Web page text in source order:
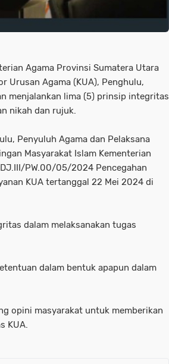
Agama Provinsi Sumatera Utara
Urusan Agama (KUA), Penghulu,
menjalankan lima (5) prinsip integritas
nikah dan rujuk.
Penyuluh Agama dan Pelaksana
Masyarakat Islam Kementerian
PW.00/05/2024 Pencegahan
KUA tertanggal 22 Mei 2024 di
dalam melaksanakan tugas
dalam bentuk apapun dalam
opini masyarakat untuk memberikan
KUA.